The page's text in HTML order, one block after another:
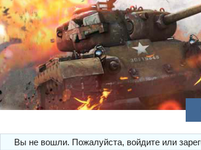
Вы не вошли. Пожалуйста, войдите или